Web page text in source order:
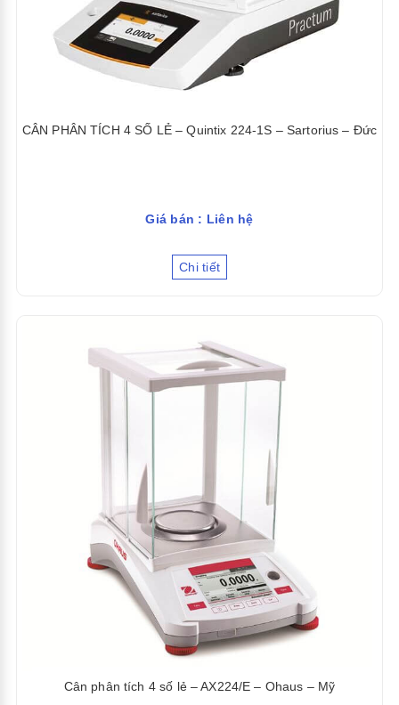
CÂN PHÂN TÍCH 4 SỐ LẺ – Quintix 224-1S – Sartorius – Đức
Giá bán : Liên hệ
Chi tiết
Cân phân tích 4 số lẻ – AX224/E – Ohaus – Mỹ